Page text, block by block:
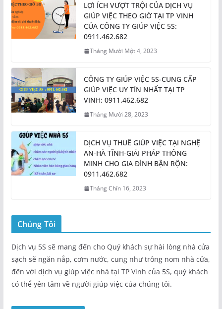
LỢI ÍCH VƯỢT TRỘI CỦA DỊCH VỤ
GIÚP VIỆC THEO GIỜ TẠI TP VINH
CỦA CÔNG TY GIÚP VIỆC 5S:
0911.462.682
Tháng Mười Một 4, 2023
CÔNG TY GIÚP VIỆC 5S-CUNG CẤP
GIÚP VIỆC UY TÍN NHẤT TẠI TP
VINH: 0911.462.682
Tháng Mười 28, 2023
DỊCH VỤ THUÊ GIÚP VIỆC TẠI NGHỆ
AN-HÀ TĨNH-GIẢI PHÁP THÔNG
MINH CHO GIA ĐÌNH BẬN RỘN:
0911.462.682
Tháng Chín 16, 2023
Chúng Tôi
Dịch vụ 5S sẽ mang đến cho Quý khách sự hài lòng nhà cửa
sạch sẽ ngăn nắp, cơm nước, cung như trông nom nhà cửa,
đến với dịch vụ giúp việc nhà tại TP Vinh của 5S, quý khách
có thể yên tâm về người giúp việc của chúng tôi.